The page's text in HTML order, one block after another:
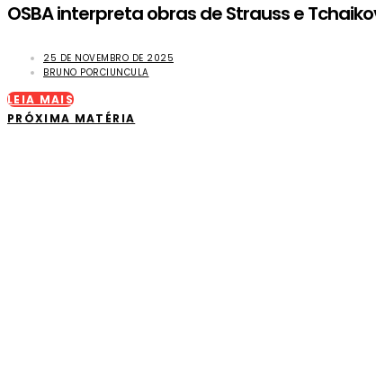
OSBA interpreta obras de Strauss e
25 DE NOVEMBRO DE 2025
BRUNO PORCIUNCULA
LEIA MAIS
PRÓXIMA MATÉRIA